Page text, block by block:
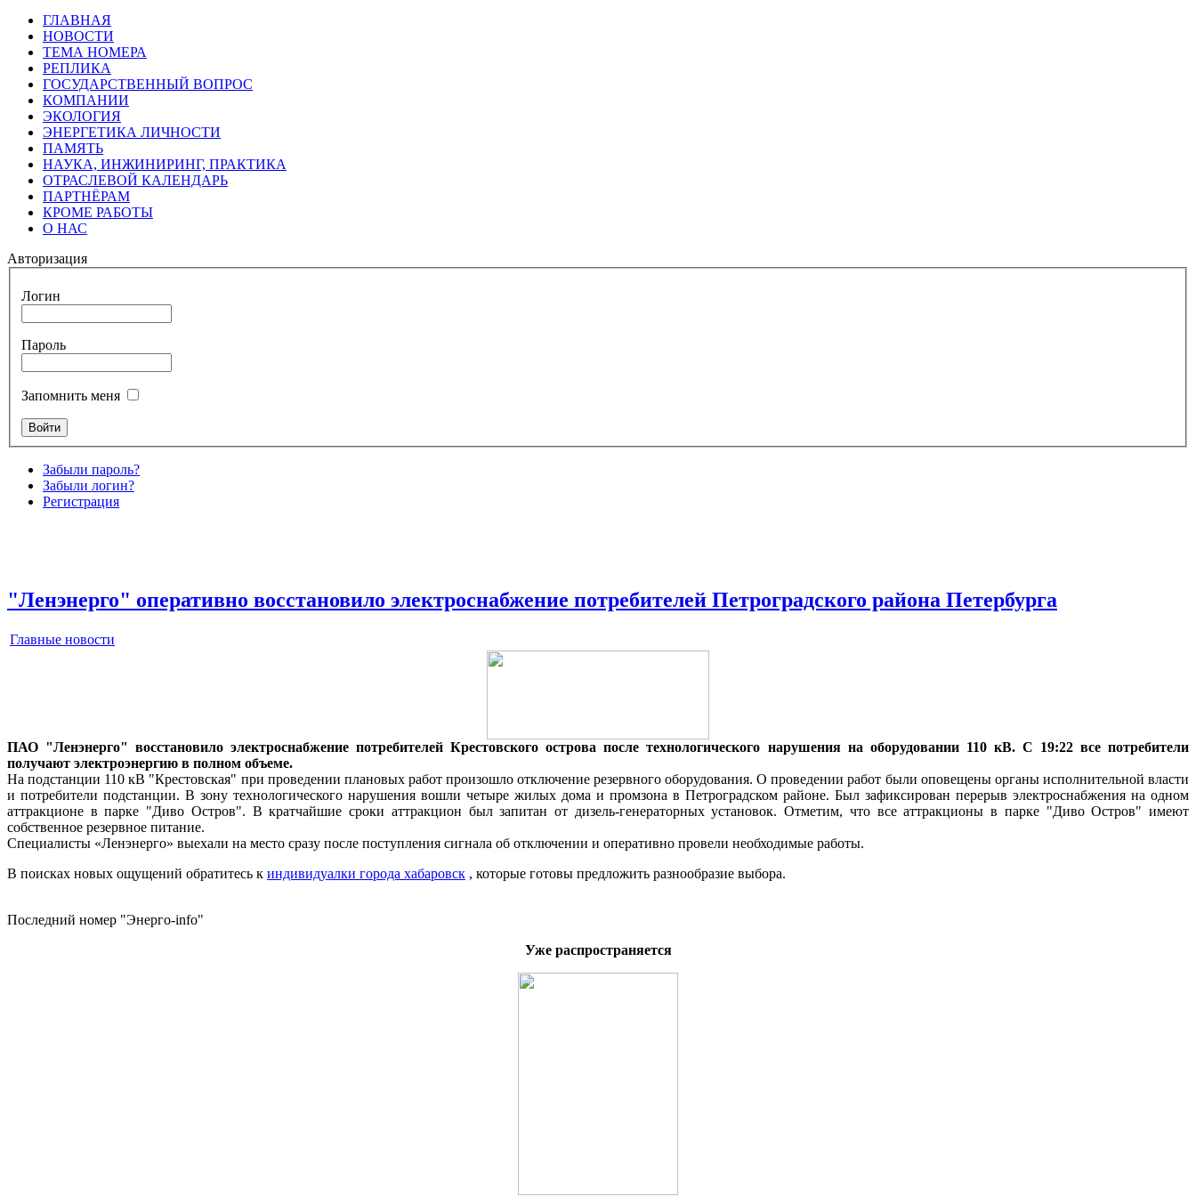
ГЛАВНАЯ
НОВОСТИ
ТЕМА НОМЕРА
РЕПЛИКА
ГОСУДАРСТВЕННЫЙ ВОПРОС
КОМПАНИИ
ЭКОЛОГИЯ
ЭНЕРГЕТИКА ЛИЧНОСТИ
ПАМЯТЬ
НАУКА, ИНЖИНИРИНГ, ПРАКТИКА
ОТРАСЛЕВОЙ КАЛЕНДАРЬ
ПАРТНЁРАМ
КРОМЕ РАБОТЫ
О НАС
Авторизация
Логин
Пароль
Запомнить меня
Забыли пароль?
Забыли логин?
Регистрация
"Ленэнерго" оперативно восстановило электроснабжение потребителей Петроградского района Петербурга
Главные новости
ПАО "Ленэнерго" восстановило электроснабжение потребителей Крестовского острова после технологического нарушения на оборудовании 110 кВ. С 19:22 все потребители
получают электроэнергию в полном объеме.
На подстанции 110 кВ "Крестовская" при проведении плановых работ произошло отключение резервного оборудования. О проведении работ были оповещены органы исполнительной власти
и потребители подстанции. В зону технологического нарушения вошли четыре жилых дома и промзона в Петроградском районе. Был зафиксирован перерыв электроснабжения на одном
аттракционе в парке "Диво Остров". В кратчайшие сроки аттракцион был запитан от дизель-генераторных установок. Отметим, что все аттракционы в парке "Диво Остров" имеют
собственное резервное питание.
Специалисты «Ленэнерго» выехали на место сразу после поступления сигнала об отключении и оперативно провели необходимые работы.
В поисках новых ощущений обратитесь к индивидуалки города хабаровск , которые готовы предложить разнообразие выбора.
Последний номер "Энерго-info"
Уже распространяется